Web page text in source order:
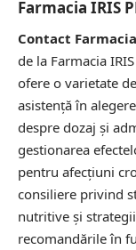
Farmacia IRIS
Contact Farmacia
de la Farmacia
ofere o varietate
asistență în
despre dozaj și
gestionarea
pentru afecțiuni
consiliere privind
nutritive și
recomandările în